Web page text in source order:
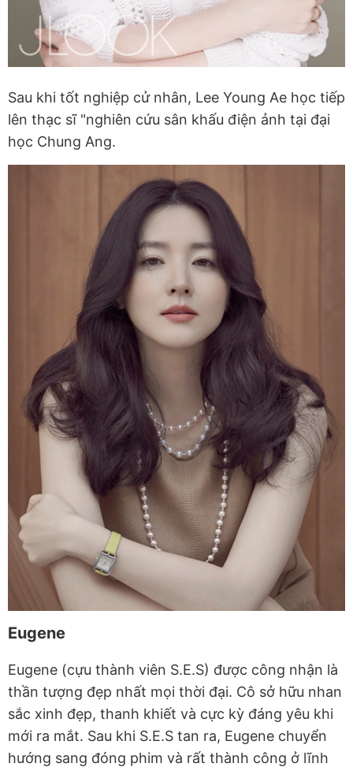
Sau khi tốt nghiệp cử nhân, Lee Young Ae học tiếp
lên thạc sĩ "nghiên cứu sân khấu điện ảnh tại đại
học Chung Ang.
Eugene
Eugene (cựu thành viên S.E.S) được công nhận là
thần tượng đẹp nhất mọi thời đại. Cô sở hữu nhan
sắc xinh đẹp, thanh khiết và cực kỳ đáng yêu khi
mới ra mắt. Sau khi S.E.S tan ra, Eugene chuyển
hướng sang đóng phim và rất thành công ở lĩnh